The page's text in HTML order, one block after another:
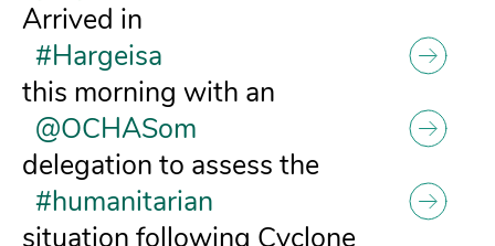
Arrived in
#Hargeisa
this morning with an
@OCHASom
delegation to assess the
#humanitarian